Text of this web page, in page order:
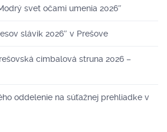
svet očami umenia 2026″
slávik 2026″ v Prešove
cimbalová struna 2026 –
oddelenie na súťažnej prehliadke v